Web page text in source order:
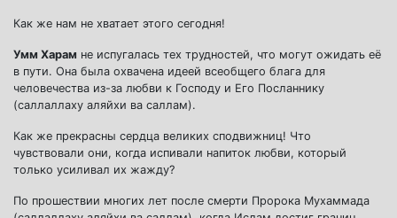
Как же нам не хватает этого сегодня!
Умм Харам не испугалась тех трудностей, что могут ожидать её
в пути. Она была охвачена идеей всеобщего блага для
человечества из-за любви к Господу и Его Посланнику
(саллаллаху аляйхи ва саллам).
Как же прекрасны сердца великих сподвижниц! Что
чувствовали они, когда испивали напиток любви, который
только усиливал их жажду?
По прошествии многих лет после смерти Пророка Мухаммада